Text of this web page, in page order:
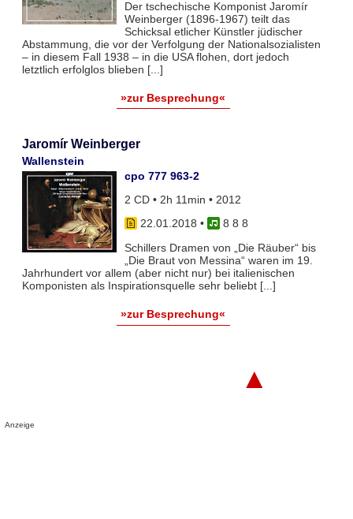
Der tschechische Komponist Jaromír
Weinberger (1896-1967) teilt das
Schicksal etlicher Künstler jüdischer
Abstammung, die vor der Verfolgung der Nationalsozialisten
– in diesem Fall 1938 – in die USA flohen, dort jedoch
letztlich erfolglos blieben [...]
»zur Besprechung«
Jaromír Weinberger
Wallenstein
cpo 777 963-2
2 CD • 2h 11min • 2012
22.01.2018 •
8 8 8
Schillers Dramen von „Die Räuber“ bis
„Die Braut von Messina“ waren im 19.
Jahrhundert vor allem (aber nicht nur) bei italienischen
Komponisten als Inspirationsquelle sehr beliebt [...]
»zur Besprechung«
▲
Anzeige